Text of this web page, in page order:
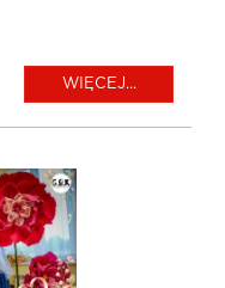
WIĘCEJ...